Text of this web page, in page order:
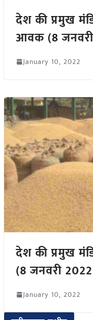
देश की प्रमुख
आवक (8
January 10, 2022
देश की प्रमुख
(8 जनवरी
January 10, 2022